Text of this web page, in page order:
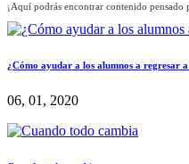
¡Aquí podrás encontrar contenido pensado
¿Cómo ayudar a los alumnos a regresar a
06, 01, 2020